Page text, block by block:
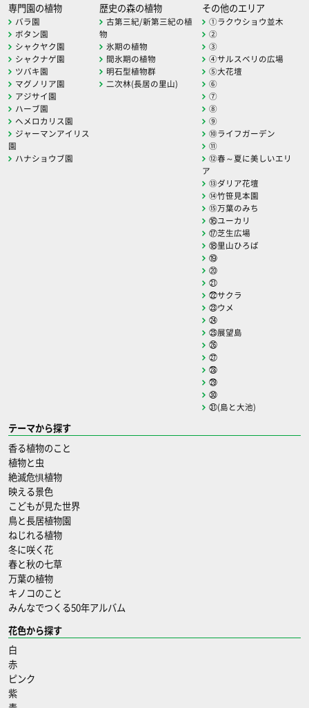
専門園の植物
バラ園
ボタン園
シャクヤク園
シャクナゲ園
ツバキ園
マグノリア園
アジサイ園
ハーブ園
ヘメロカリス園
ジャーマンアイリス
園
ハナショウブ園
歴史の森の植物
古第三紀/新第三紀の植
物
氷期の植物
間氷期の植物
明石型植物群
二次林(長居の里山)
その他のエリア
①ラクウショウ並木
②
③
④サルスベリの広場
⑤大花壇
⑥
⑦
⑧
⑨
⑩ライフガーデン
⑪
⑫春～夏に美しいエリ
ア
⑬ダリア花壇
⑭竹笹見本園
⑮万葉のみち
⑯ユーカリ
⑰芝生広場
⑱里山ひろば
⑲
⑳
㉑
㉒サクラ
㉓ウメ
㉔
㉕展望島
㉖
㉗
㉘
㉙
㉚
㉛(島と大池)
テーマから探す
香る植物のこと
植物と虫
絶滅危惧植物
映える景色
こどもが見た世界
鳥と長居植物園
ねじれる植物
冬に咲く花
春と秋の七草
万葉の植物
キノコのこと
みんなでつくる50年アルバム
花色から探す
白
赤
ピンク
紫